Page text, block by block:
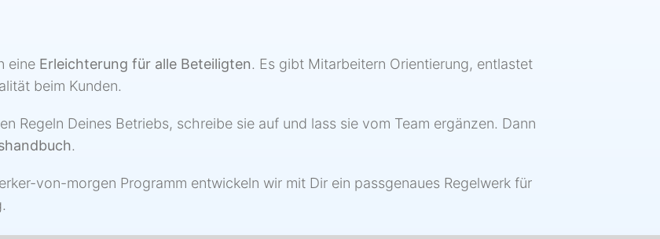
eine Erleichterung für alle Beteiligten. Es gibt Mitarbeitern Orientierung, entlastet
beim Kunden.
Regeln Deines Betriebs, schreibe sie auf und lass sie vom Team ergänzen. Dann
.
von-morgen Programm entwickeln wir mit Dir ein passgenaues Regelwerk für